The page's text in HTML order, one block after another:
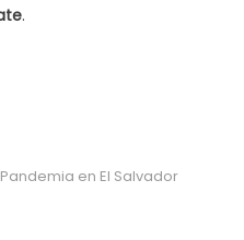
.
Pandemia en El Salvador